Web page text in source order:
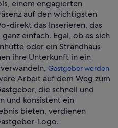
einem engagierten
auf den wichtigsten
direkt das Inserieren, das
einfach. Egal, ob es sich
oder ein Strandhaus
ihre Unterkunft in ein
Gastgeber werden
Arbeit auf dem Weg zum
die schnell und
und konsistent ein
bieten, verdienen
Logo.